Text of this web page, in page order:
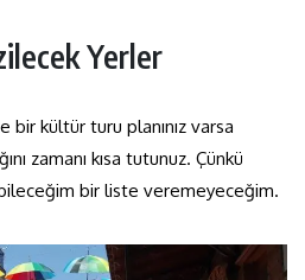
Yerler
bir kültür turu planınız varsa
zamanı kısa tutunuz. Çünkü
bir liste veremeyeceğim.